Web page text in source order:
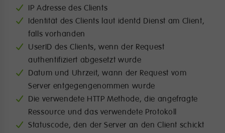
IP Adresse des Clients
Identität des Clients laut identd Dienst am Client,
falls vorhanden
UserID des Clients, wenn der Request
authentifiziert abgesetzt wurde
Datum und Uhrzeit, wann der Request vom
Server entgegengenommen wurde
Die verwendete HTTP Methode, die angefragte
Ressource und das verwendete Protokoll
Statuscode, den der Server an den Client schickt